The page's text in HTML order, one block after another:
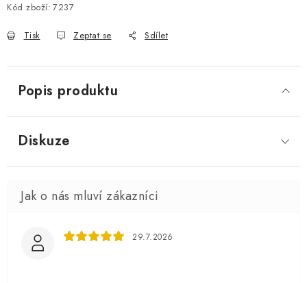
Kód zboží: 7237
Tisk Zeptat se Sdílet
Popis produktu
Diskuze
29.7.2026